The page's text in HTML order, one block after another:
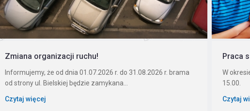
Zmiana organizacji ruchu!
Informujemy, że od dnia 01.07.2026 r. do 31.08.2026 r. brama
od strony ul. Bielskiej będzie zamykana...
Czytaj więcej
Praca
W
15.00.
Czytaj